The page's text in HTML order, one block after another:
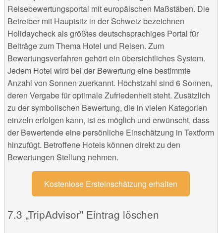
Reisebewertungsportal mit europäischen Maßstäben. Die
Betreiber mit Hauptsitz in der Schweiz bezeichnen
Holidaycheck als größtes deutschsprachiges Portal für
Beiträge zum Thema Hotel und Reisen. Zum
Bewertungsverfahren gehört ein übersichtliches System.
Jedem Hotel wird bei der Bewertung eine bestimmte
Anzahl von Sonnen zuerkannt. Höchstzahl sind 6 Sonnen,
deren Vergabe für optimale Zufriedenheit steht. Zusätzlich
zu der symbolischen Bewertung, die in vielen Kategorien
einzeln erfolgen kann, ist es möglich und erwünscht, dass
der Bewertende eine persönliche Einschätzung in Textform
hinzufügt. Betroffene Hotels können direkt zu den
Bewertungen Stellung nehmen.
Kostenlose Ersteinschätzung erhalten
„TripAdvisor" Eintrag löschen